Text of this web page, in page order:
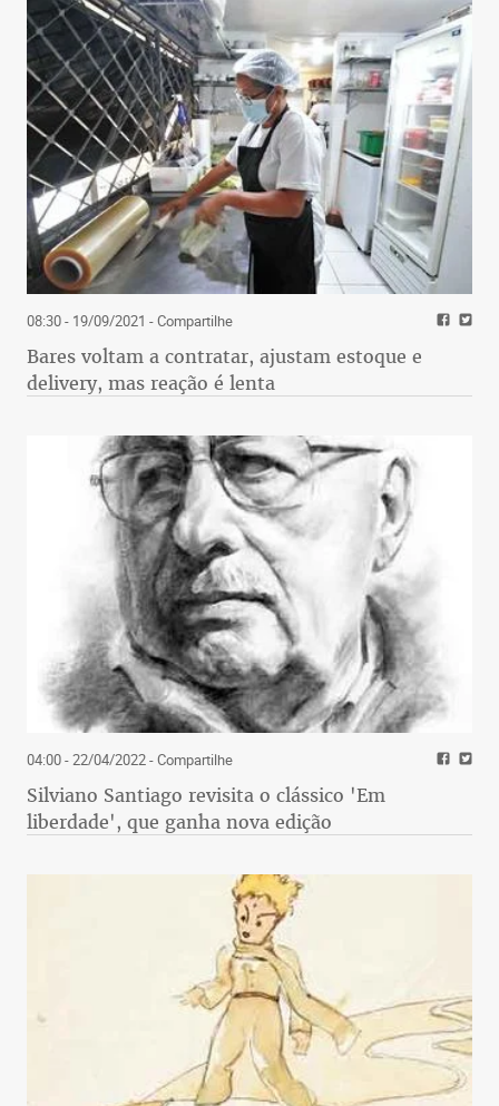
08:30 - 19/09/2021 - Compartilhe
Bares voltam a contratar, ajustam estoque e
delivery, mas reação é lenta
04:00 - 22/04/2022- Compartilhe
Silviano Santiago revisita o clássico 'Em
liberdade', que ganha nova edição